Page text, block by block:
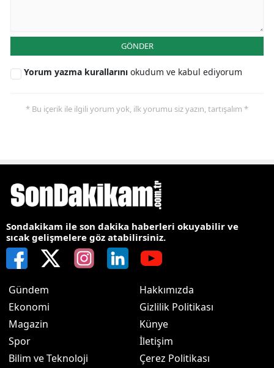
GÖNDER
Yorum yazma kurallarını okudum ve kabul ediyorum
* Bu içerik ile ilgili yorum yok, ilk yorumu siz yazın, tartışalım *
Sondakikam ile son dakika haberleri okuyabilir ve
sıcak gelişmelere göz atabilirsiniz.
Gündem
Ekonomi
Magazin
Spor
Bilim ve Teknoloji
Hakkımızda
Gizlilik Politikası
Künye
İletişim
Çerez Politikası